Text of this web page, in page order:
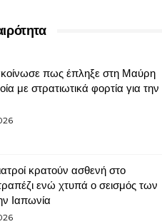
πως έπληξε στη Μαύρη
με στρατιωτικά φορτία για την
κρατούν ασθενή στο
ενώ χτυπά ο σεισμός των
Ιαπωνία